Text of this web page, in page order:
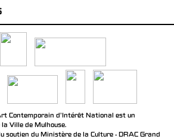
Contemporain d’Intérêt National est un
Ville de Mulhouse.
soutien du Ministère de la Culture - DRAC Grand